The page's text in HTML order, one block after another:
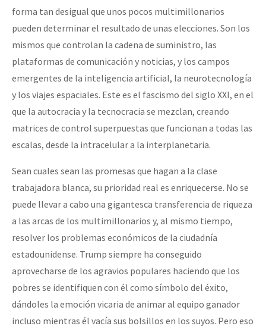
forma tan desigual que unos pocos multimillonarios
pueden determinar el resultado de unas elecciones. Son los
mismos que controlan la cadena de suministro, las
plataformas de comunicación y noticias, y los campos
emergentes de la inteligencia artificial, la neurotecnología
y los viajes espaciales. Este es el fascismo del siglo XXI, en el
que la autocracia y la tecnocracia se mezclan, creando
matrices de control superpuestas que funcionan a todas las
escalas, desde la intracelular a la interplanetaria.
Sean cuales sean las promesas que hagan a la clase
trabajadora blanca, su prioridad real es enriquecerse. No se
puede llevar a cabo una gigantesca transferencia de riqueza
a las arcas de los multimillonarios y, al mismo tiempo,
resolver los problemas económicos de la ciudadnía
estadounidense. Trump siempre ha conseguido
aprovecharse de los agravios populares haciendo que los
pobres se identifiquen con él como símbolo del éxito,
dándoles la emoción vicaria de animar al equipo ganador
incluso mientras él vacía sus bolsillos en los suyos. Pero eso